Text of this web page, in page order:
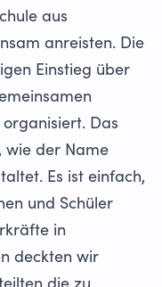
aus
anreisten. Die
Einstieg über
Das
wie der Name
Es ist einfach,
und Schüler
in
deckten wir